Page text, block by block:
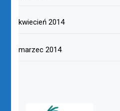
kwiecień 2014
marzec 2014